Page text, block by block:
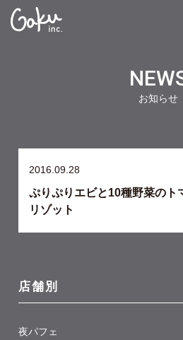
お知らせ
2016.09.28
ぷりぷりエビと10種野菜のト
リゾット
店舗別
夜パフェ